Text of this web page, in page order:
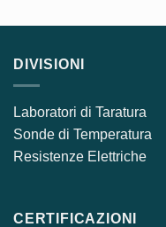
DIVISIONI
Laboratori di Taratura
Sonde di Temperatura
Resistenze Elettriche
CERTIFICAZIONI